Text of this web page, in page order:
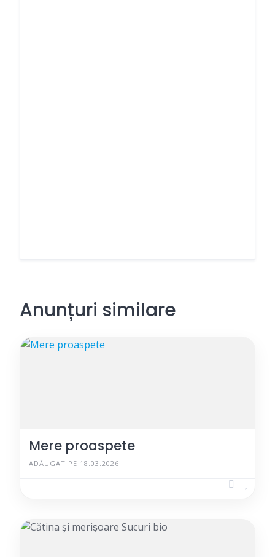
Anunțuri similare
Mere proaspete
ADĂUGAT PE 18.03.2026